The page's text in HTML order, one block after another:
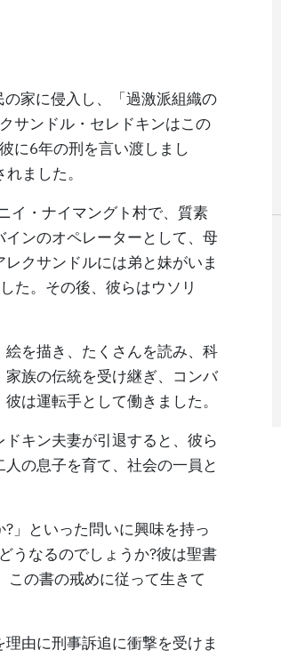
家に侵入し、「過激派組織の
サンドル・セレドキンはこの
に6年の刑を言い渡しまし
れました。
イ・ナイマングト村で、質素
ンのオペレーターとして、母
クサンドルには弟と妹がいま
た。その後、彼らはウソリ
を描き、たくさんを読み、科
族の伝統を受け継ぎ、コンバ
は運転手として働きました。
キン夫妻が引退すると、彼ら
の息子を育て、社会の一員と
」といった問いに興味を持っ
うなるのでしょうか?彼は聖書
の書の戒めに従って生きて
由に刑事訴追に衝撃を受けま